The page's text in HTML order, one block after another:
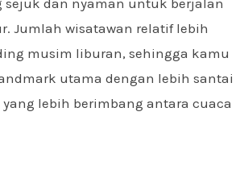
Jumlah wisatawan relatif lebih
musim liburan, sehingga kamu
utama dengan lebih santai
lebih berimbang antara cuaca